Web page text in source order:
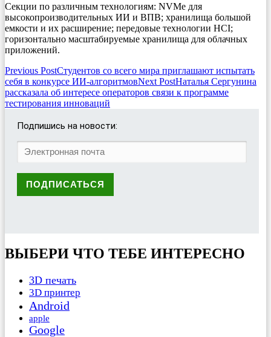
Cекции по различным технологиям: NVMe для
высокопроизводительных ИИ и ВПВ; хранилища большой
емкости и их расширение; передовые технологии HCI;
горизонтально масштабируемые хранилища для облачных
приложений.
Post
navigation
Previous PostСтудентов со всего мира приглашают испытать
себя в конкурсе ИИ-алгоритмовNext PostНаталья Сергунина
рассказала об интересе операторов связи к программе
тестирования инноваций
Подпишись на новости:
ВЫБЕРИ ЧТО ТЕБЕ ИНТЕРЕСНО
3D печать
3D принтер
Android
apple
Google